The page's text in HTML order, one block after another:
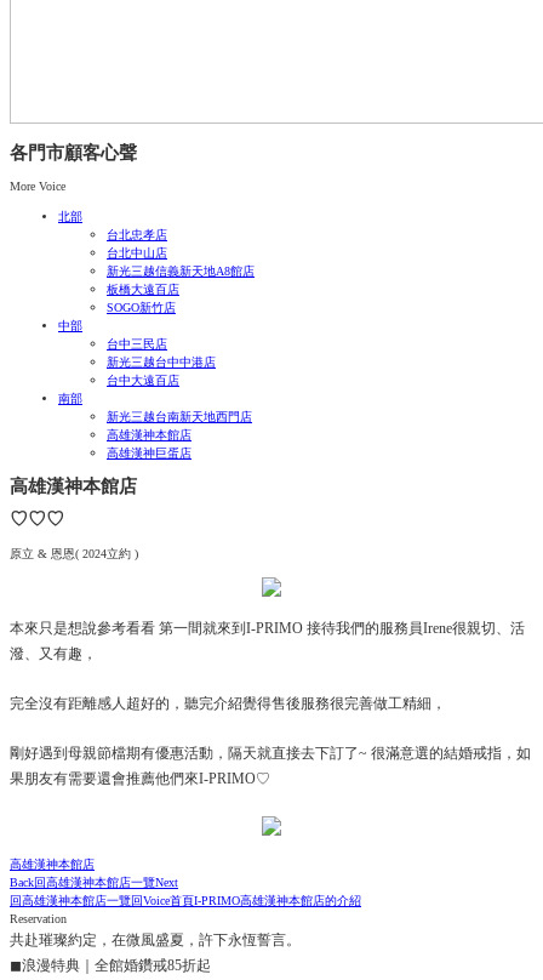
各門市顧客心聲
More Voice
北部
台北忠孝店
台北中山店
新光三越信義新天地A8館店
板橋大遠百店
SOGO新竹店
中部
台中三民店
新光三越台中中港店
台中大遠百店
南部
新光三越台南新天地西門店
高雄漢神本館店
高雄漢神巨蛋店
高雄漢神本館店
♡♡♡
原立 & 恩恩( 2024立約 )
本來只是想說參考看看 第一間就來到I-PRIMO 接待我們的服務員Irene很親切、活
潑、又有趣，
完全沒有距離感人超好的，聽完介紹覺得售後服務很完善做工精細，
剛好遇到母親節檔期有優惠活動，隔天就直接去下訂了~ 很滿意選的結婚戒指，如
果朋友有需要還會推薦他們來I-PRIMO♡
高雄漢神本館店
Back回高雄漢神本館店一覽Next
回高雄漢神本館店一覽回Voice首頁I-PRIMO高雄漢神本館店的介紹
Reservation
共赴璀璨約定，在微風盛夏，許下永恆誓言。
◼浪漫特典｜全館婚鑽戒85折起